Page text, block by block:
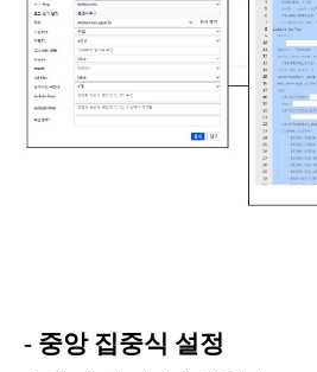
- 중앙 집중식 설정